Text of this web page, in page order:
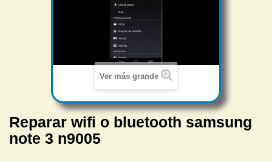
Ver más grande
Reparar wifi o bluetooth samsung
note 3 n9005